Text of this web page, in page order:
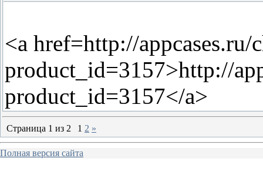
<a href=http://appcases.ru/
product_id=3157>http://
product_id=3157</a>
Страница 1 из 2 1 2 »
Полная версия сайта